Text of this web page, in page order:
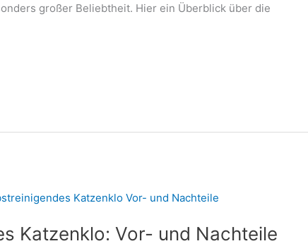
großer Beliebtheit. Hier ein Überblick über die
Katzenklo: Vor- und Nachteile